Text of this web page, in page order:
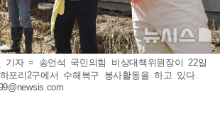
기자 = 송언석 국민의힘 비상대책위원장이 22일
포리2구에서 수해복구 봉사활동을 하고 있다.